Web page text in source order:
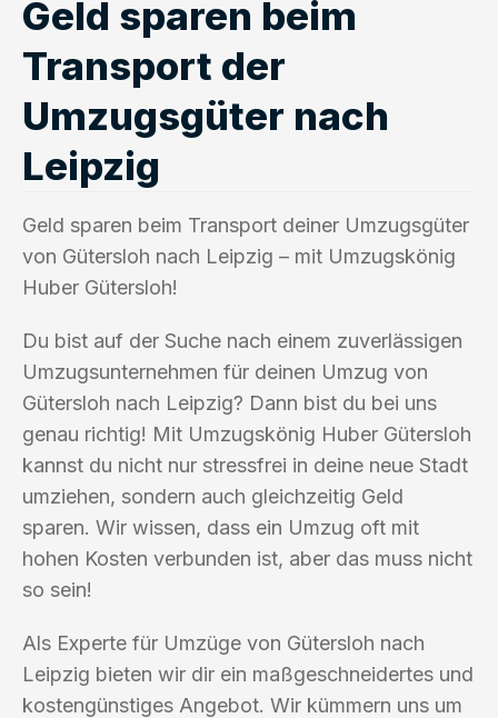
Geld sparen beim
Transport der
Umzugsgüter nach
Leipzig
Geld sparen beim Transport deiner Umzugsgüter
von Gütersloh nach Leipzig – mit Umzugskönig
Huber Gütersloh!
Du bist auf der Suche nach einem zuverlässigen
Umzugsunternehmen für deinen Umzug von
Gütersloh nach Leipzig? Dann bist du bei uns
genau richtig! Mit Umzugskönig Huber Gütersloh
kannst du nicht nur stressfrei in deine neue Stadt
umziehen, sondern auch gleichzeitig Geld
sparen. Wir wissen, dass ein Umzug oft mit
hohen Kosten verbunden ist, aber das muss nicht
so sein!
Als Experte für Umzüge von Gütersloh nach
Leipzig bieten wir dir ein maßgeschneidertes und
kostengünstiges Angebot. Wir kümmern uns um